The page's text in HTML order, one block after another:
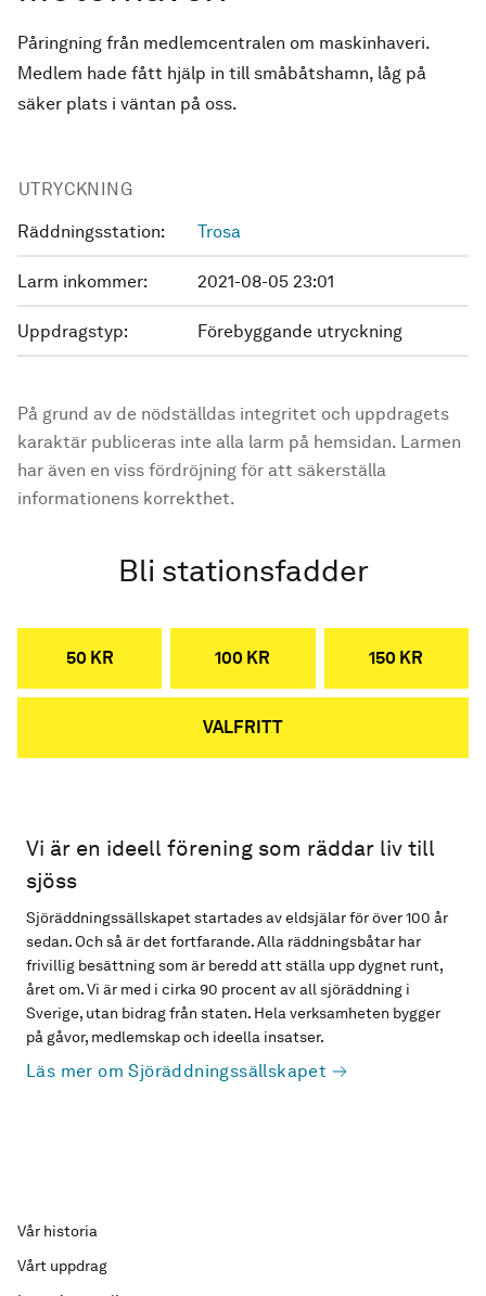
Påringning från medlemcentralen om maskinhaveri.
Medlem hade fått hjälp in till småbåtshamn, låg på
säker plats i väntan på oss.
UTRYCKNING
Räddningsstation: Trosa
Larm inkommer: 2021-08-05 23:01
Uppdragstyp: Förebyggande utryckning
På grund av de nödställdas integritet och uppdragets
karaktär publiceras inte alla larm på hemsidan. Larmen
har även en viss fördröjning för att säkerställa
informationens korrekthet.
Bli stationsfadder
50 KR 100 KR 150 KR
VALFRITT
Vi är en ideell förening som räddar liv till
sjöss
Sjöräddningssällskapet startades av eldsjälar för över 100 år
sedan. Och så är det fortfarande. Alla räddningsbåtar har
frivillig besättning som är beredd att ställa upp dygnet runt,
året om. Vi är med i cirka 90 procent av all sjöräddning i
Sverige, utan bidrag från staten. Hela verksamheten bygger
på gåvor, medlemskap och ideella insatser.
Läs mer om Sjöräddningssällskapet
Vår historia
Vårt uppdrag